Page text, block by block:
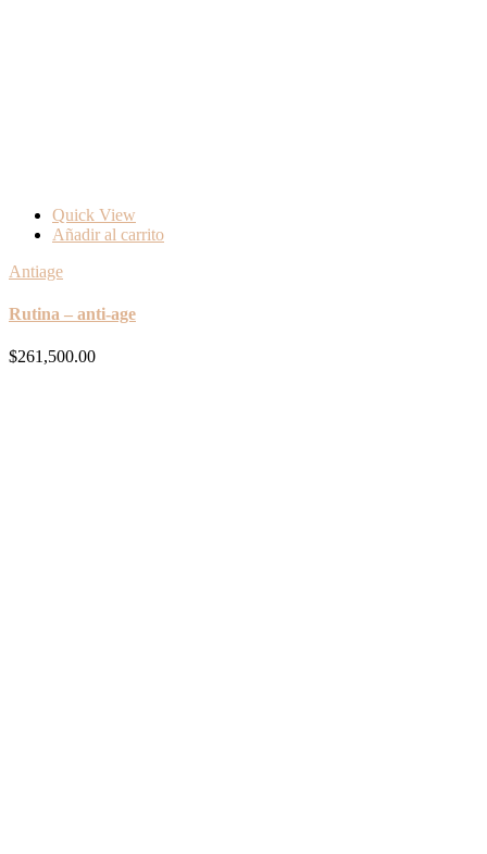
Quick View
Añadir al carrito
Antiage
Rutina – anti-age
$261,500.00